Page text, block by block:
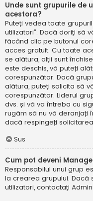
Unde sunt grupurile de
acestora?
Puteți vedea toate
utilizatori”. Dacă doriți să
făcând clic pe butonul
acces gratuit. Cu toate
se alătura, alții sunt
este deschis, vă puteți
corespunzător. Dacă
alătura, puteți solicita să
corespunzător. Liderul
dvs. și vă va întreba cu
rugăm să nu vă deranjați
dacă respingeți
Sus
Cum pot deveni
Responsabilul unui grup
la crearea grupului. Dacă
utilizatori, contactați